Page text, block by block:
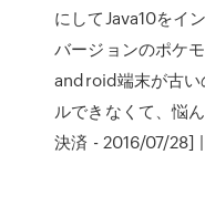
にしてJava10をイ
バージョンのポケ
android端末が古い
ルできなくて、悩
決済 - 2016/07/28]